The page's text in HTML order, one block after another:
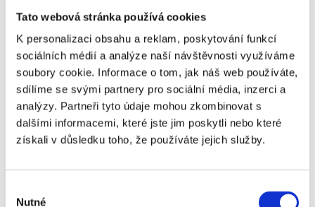
Tato webová stránka používá cookies
K personalizaci obsahu a reklam, poskytování funkcí
sociálních médií a analýze naší návštěvnosti využíváme
soubory cookie. Informace o tom, jak náš web používáte,
sdílíme se svými partnery pro sociální média, inzerci a
analýzy. Partneři tyto údaje mohou zkombinovat s
dalšími informacemi, které jste jim poskytli nebo které
získali v důsledku toho, že používáte jejich služby.
Nutné
cena
49 000 Kč